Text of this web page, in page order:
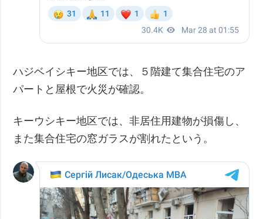
ハジベイシキー地区では、５階建て集合住宅のア
パートと屋根で火災が確認。
キーウシキー地区では、非居住用建物が損傷し、
また集合住宅の窓ガラスが割れたという。